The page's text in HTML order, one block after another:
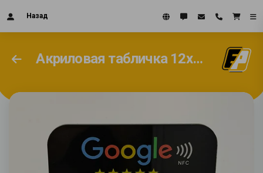
Назад
Акриловая табличка 12х12см NFC с подставкой